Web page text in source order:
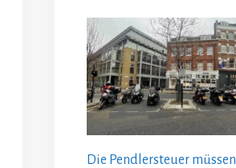
Die Pendlersteuer müssen